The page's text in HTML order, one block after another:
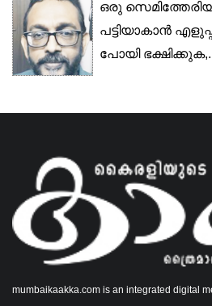
ഒരു
പട്ടിയാകാൻ
പോയി
mumbaikaakka.com is an integrated digital